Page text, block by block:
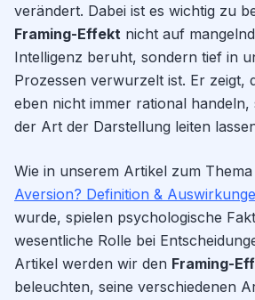
verändert. Dabei ist es wichtig zu
Framing-Effekt nicht auf
Intelligenz beruht, sondern tief in
Prozessen verwurzelt ist. Er zeigt,
eben nicht immer rational
der Art der Darstellung leiten
Wie in unserem Artikel zum Thema
Aversion? Definition &
wurde, spielen psychologische
wesentliche Rolle bei
Artikel werden wir den Framing-
beleuchten, seine verschiedenen